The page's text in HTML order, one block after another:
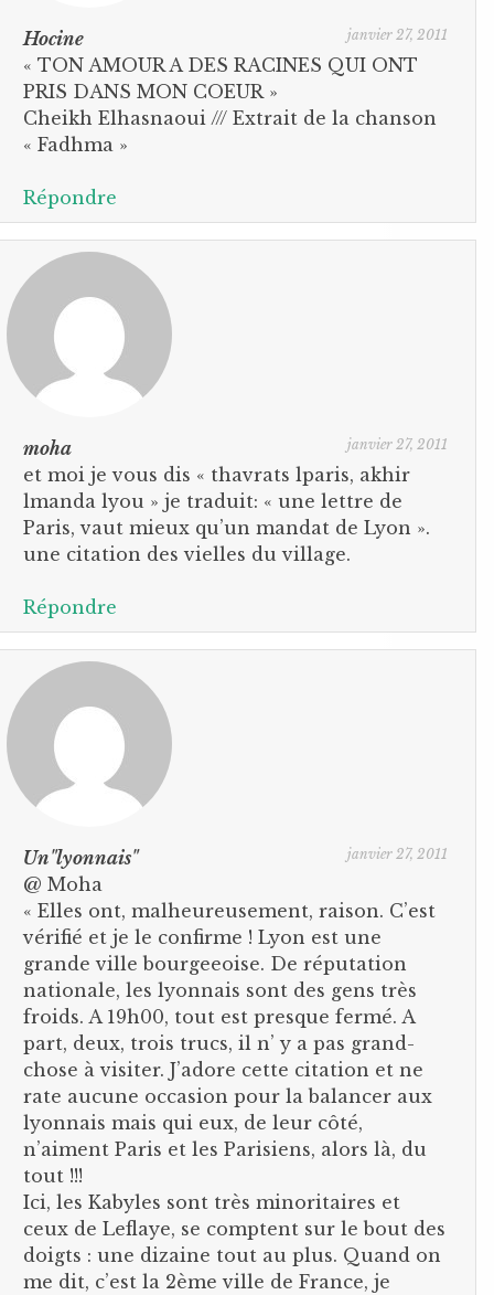
Hocine janvier 27, 2011
« TON AMOUR A DES RACINES QUI ONT
PRIS DANS MON COEUR »
Cheikh Elhasnaoui /// Extrait de la chanson
« Fadhma »
Répondre
moha janvier 27, 2011
et moi je vous dis « thavrats lparis, akhir
lmanda lyou » je traduit: « une lettre de
Paris, vaut mieux qu’un mandat de Lyon ».
une citation des vielles du village.
Répondre
Un"lyonnais" janvier 27, 2011
@ Moha
« Elles ont, malheureusement, raison. C’est
vérifié et je le confirme ! Lyon est une
grande ville bourgeeoise. De réputation
nationale, les lyonnais sont des gens très
froids. A 19h00, tout est presque fermé. A
part, deux, trois trucs, il n’ y a pas grand-
chose à visiter. J’adore cette citation et ne
rate aucune occasion pour la balancer aux
lyonnais mais qui eux, de leur côté,
n’aiment Paris et les Parisiens, alors là, du
tout !!!
Ici, les Kabyles sont très minoritaires et
ceux de Leflaye, se comptent sur le bout des
doigts : une dizaine tout au plus. Quand on
me dit, c’est la 2ème ville de France, je